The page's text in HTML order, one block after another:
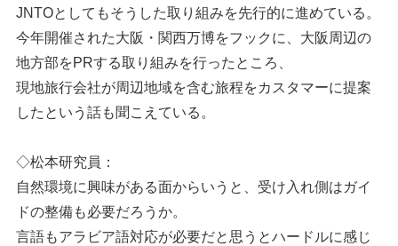
JNTOとしてもそうした取り組みを先行的に進めている。
今年開催された大阪・関西万博をフックに、大阪周辺の
地方部をPRする取り組みを行ったところ、
現地旅行会社が周辺地域を含む旅程をカスタマーに提案
したという話も聞こえている。
◇松本研究員：
自然環境に興味がある面からいうと、受け入れ側はガイ
ドの整備も必要だろうか。
言語もアラビア語対応が必要だと思うとハードルに感じ